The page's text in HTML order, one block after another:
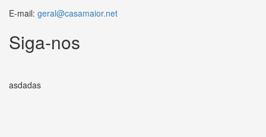
E-mail: geral@casamaior.net
Siga-nos
asdadas